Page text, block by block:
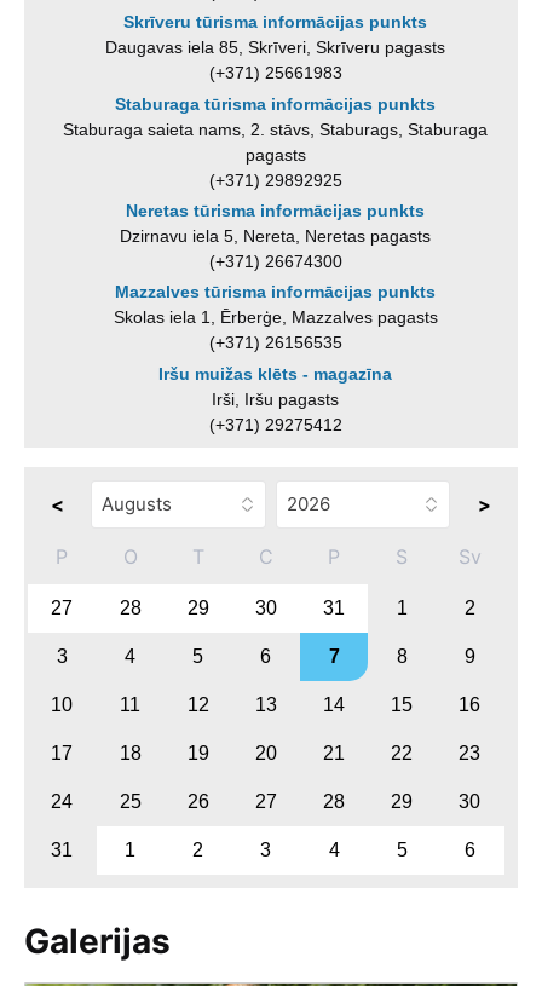
Skrīveru tūrisma informācijas punkts
Daugavas iela 85, Skrīveri, Skrīveru pagasts
(+371) 25661983
Staburaga tūrisma informācijas punkts
Staburaga saieta nams, 2. stāvs, Staburags, Staburaga
pagasts
(+371) 29892925
Neretas tūrisma informācijas punkts
Dzirnavu iela 5, Nereta, Neretas pagasts
(+371) 26674300
Mazzalves tūrisma informācijas punkts
Skolas iela 1, Ērberģe, Mazzalves pagasts
(+371) 26156535
Iršu muižas klēts - magazīna
Irši, Iršu pagasts
(+371) 29275412
< >
P O T C P S Sv
27 28 29 30 31 1 2
3 4 5 6 7 8 9
10 11 12 13 14 15 16
17 18 19 20 21 22 23
24 25 26 27 28 29 30
31 1 2 3 4 5 6
Galerijas